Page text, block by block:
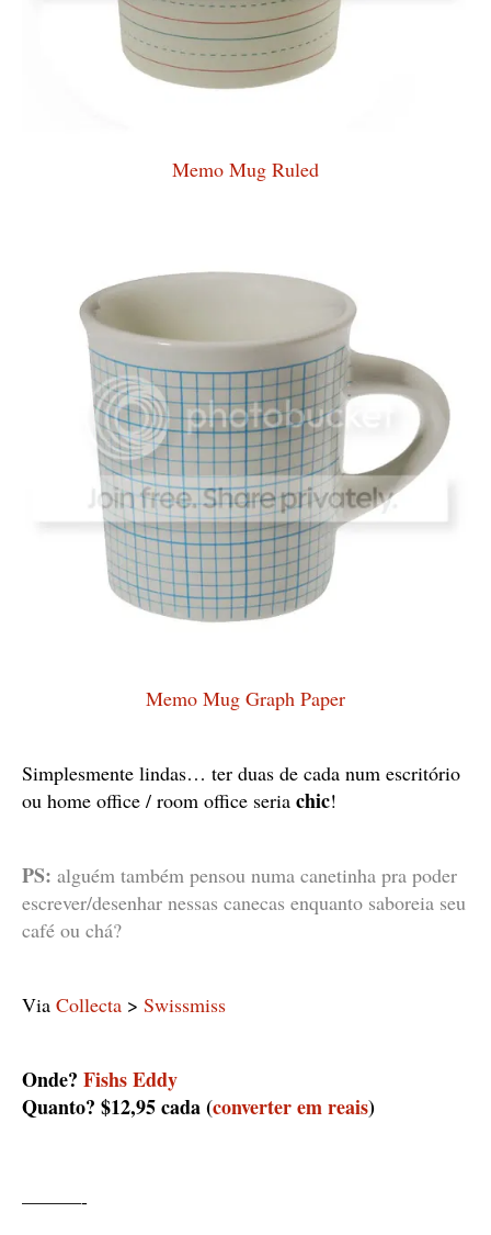
Memo Mug Ruled
Memo Mug Graph Paper
Simplesmente lindas… ter duas de cada num escritório
ou home office / room office seria chic!
PS: alguém também pensou numa canetinha pra poder
escrever/desenhar nessas canecas enquanto saboreia seu
café ou chá?
Via Collecta > Swissmiss
Onde? Fishs Eddy
Quanto? $12,95 cada (converter em reais)
———-